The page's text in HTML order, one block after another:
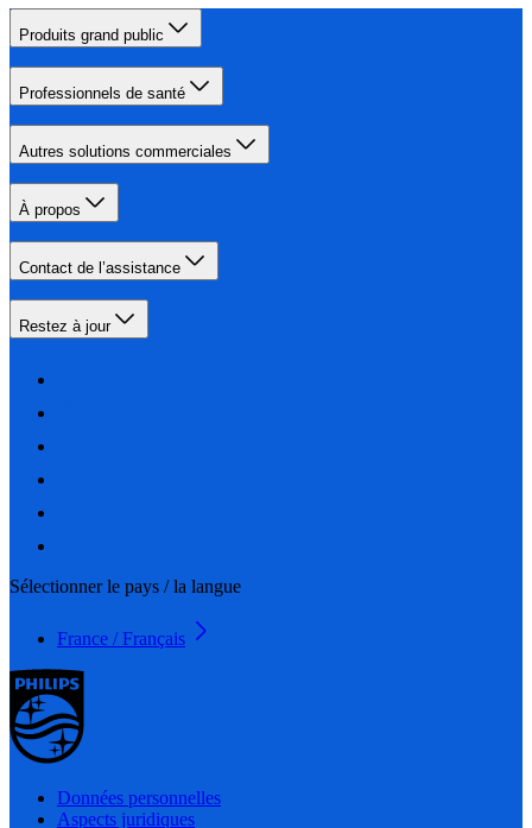
Produits grand public
Professionnels de santé
Autres solutions commerciales
À propos
Contact de l’assistance
Restez à jour
Sélectionner le pays / la langue
France / Français
Données personnelles
Aspects juridiques